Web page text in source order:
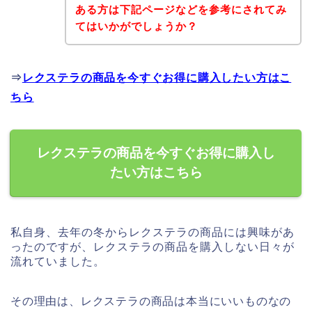
ある方は下記ページなどを参考にされてみ
てはいかがでしょうか？
⇒ レクステラの商品を今すぐお得に購入したい方はこ
ちら
レクステラの商品を今すぐお得に購入し
たい方はこちら
私自身、去年の冬からレクステラの商品には興味があ
ったのですが、レクステラの商品を購入しない日々が
流れていました。
その理由は、レクステラの商品は本当にいいものなの